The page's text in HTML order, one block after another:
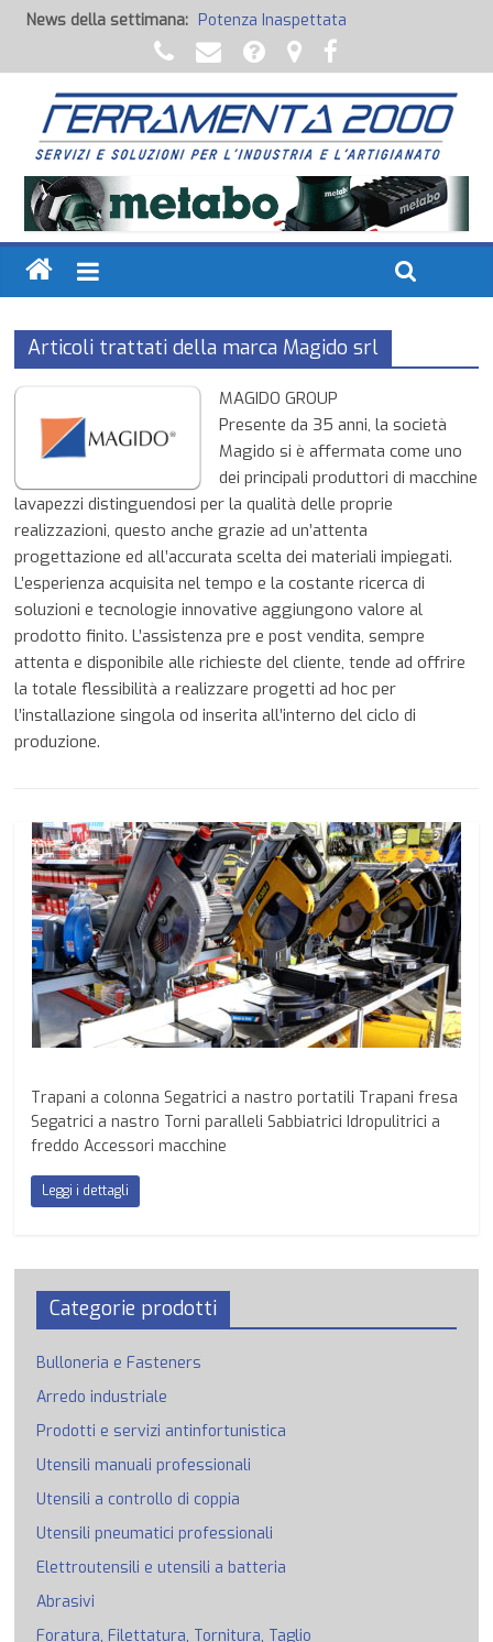
News della settimana: Potenza Inaspettata
Raccorderia pneumatica
Attrezzature professionali a batteria
Ancoraggi chimici
Fondi, Smalti, Stucchi e Idropitture
Articoli trattati della marca Magido srl
MAGIDO GROUP
Presente da 35 anni, la società
Magido si è affermata come uno
dei principali produttori di macchine
lavapezzi distinguendosi per la qualità delle proprie
realizzazioni, questo anche grazie ad un’attenta
progettazione ed all’accurata scelta dei materiali impiegati.
L’esperienza acquisita nel tempo e la costante ricerca di
soluzioni e tecnologie innovative aggiungono valore al
prodotto finito. L’assistenza pre e post vendita, sempre
attenta e disponibile alle richieste del cliente, tende ad offrire
la totale flessibilità a realizzare progetti ad hoc per
l’installazione singola od inserita all’interno del ciclo di
produzione.
Trapani a colonna Segatrici a nastro portatili Trapani fresa
Segatrici a nastro Torni paralleli Sabbiatrici Idropulitrici a
freddo Accessori macchine
Leggi i dettagli
Categorie prodotti
Bulloneria e Fasteners
Arredo industriale
Prodotti e servizi antinfortunistica
Utensili manuali professionali
Utensili a controllo di coppia
Utensili pneumatici professionali
Elettroutensili e utensili a batteria
Abrasivi
Foratura, Filettatura, Tornitura, Taglio